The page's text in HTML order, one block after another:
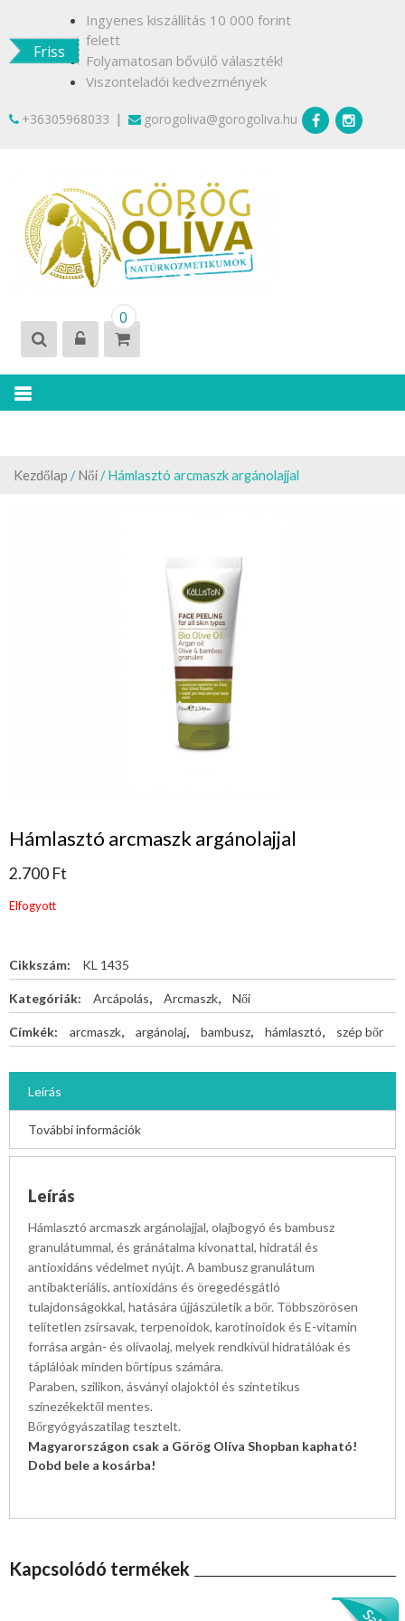
contentFriss
Ingyenes kiszállítás 10 000 forint
felett
Folyamatosan bővülő választék!
Viszonteladói kedvezmények
+36305968033 | gorogoliva@gorogoliva.hu
0
Kezdőlap /Női/ Hámlasztó arcmaszk argánolajjal
Hámlasztó arcmaszk argánolajjal
2.700 Ft
Elfogyott
Cikkszám: KL 1435
Kategóriák: Arcápolás, Arcmaszk, Női
Címkék: arcmaszk, argánolaj, bambusz, hámlasztó, szép bőr
Leírás
További információk
Leírás
Hámlasztó arcmaszk argánolajjal, olajbogyó és bambusz
granulátummal, és gránátalma kivonattal, hidratál és
antioxidáns védelmet nyújt. A bambusz granulátum
antibakteriális, antioxidáns és öregedésgátló
tulajdonságokkal, hatására újjászületik a bőr. Többszörösen
telítetlen zsírsavak, terpenoidok, karotinoidok és E-vitamin
forrása argán- és olívaolaj, melyek rendkívül hidratálóak és
táplálóak minden bőrtípus számára.
Paraben, szilikon, ásványi olajoktól és szintetikus
színezékektől mentes.
Bőrgyógyászatilag tesztelt.
Magyarországon csak a Görög Olíva Shopban kapható!
Dobd bele a kosárba!
Kapcsolódó termékek